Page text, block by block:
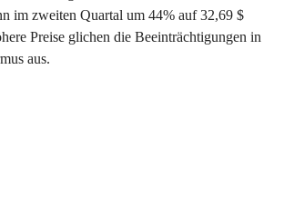
im zweiten Quartal um 44% auf 32,69 $
Preise glichen die Beeinträchtigungen in
aus.